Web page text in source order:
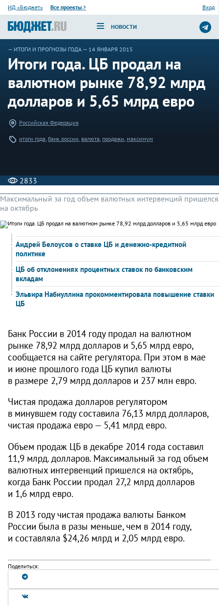
ИД «Бюджет» Все проекты > Вход
НОВОСТИ
— ИТОГИ И ПРОГНОЗЫ ГОДА — 14 ЯНВАРЯ 2015
Итоги года. ЦБ продал на
валютном рынке 78,92 млрд
долларов и 5,65 млрд евро
Российская Федерация
итоги года, банк россии, валюта, продажи, максимум
2833
Максимальный за год объем валютных интервенций пришелся
на октябрь
Андрей Белоусов о ставке ЦБ и денежно-кредитной
политике
ЦБ об отклонениях процентных ставок по банковским
вкладам
Эльвира Набиуллина прокомментировала повышение ставки
ЦБ
Банк России в 2014 году продал на валютном
рынке 78,92 млрд долларов и 5,65 млрд евро,
сообщается на сайте регулятора. При этом в мае
и июне прошлого года ЦБ купил валюты
в размере 2,79 млрд долларов и 237 млн евро.
Чистая продажа долларов регулятором
в минувшем году составила 76,13 млрд долларов,
чистая продажа евро — 5,41 млрд евро.
Объем продаж ЦБ в декабре 2014 года составил
11,9 млрд. долларов. Максимальный за год объем
валютных интервенций пришелся на октябрь,
когда Банк России продал 27,2 млрд долларов
и 1,6 млрд евро.
В 2013 году чистая продажа валюты Банком
России была в разы меньше, чем в 2014 году,
и составляла $24,26 млрд и 2,05 млрд евро.
Поделиться: